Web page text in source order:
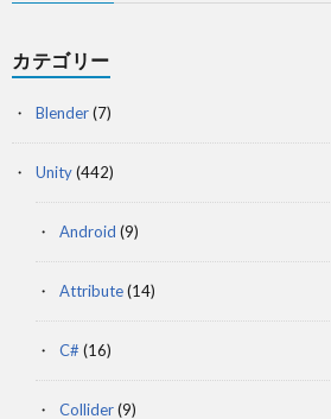
カテゴリー
Blender(7)
Unity(442)
Android (9)
Attribute(14)
C# (16)
Collider(9)